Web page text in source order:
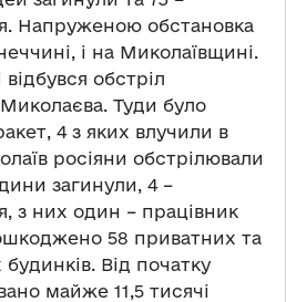
Напруженою обстановка
і на Миколаївщині.
обстріл
Туди було
4 з яких влучили в
росіяни обстрілювали
загинули, 4 –
з них один – працівник
58 приватних та
Від початку
майже 11,5 тисячі